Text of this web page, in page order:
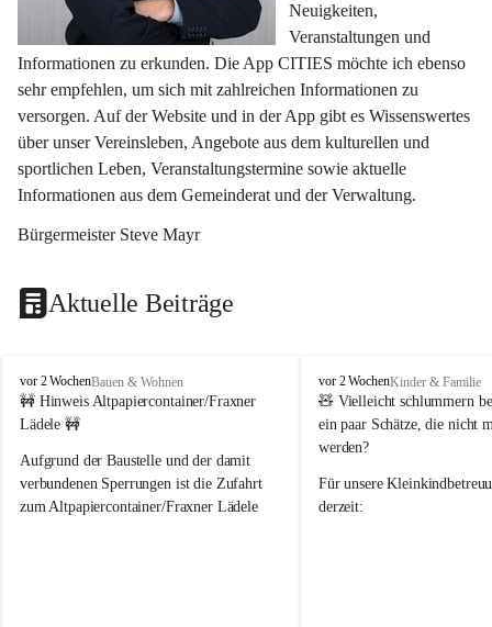
Neuigkeiten,
Veranstaltungen und
Informationen zu erkunden. Die App CITIES möchte ich ebenso
sehr empfehlen, um sich mit zahlreichen Informationen zu
versorgen. Auf der Website und in der App gibt es Wissenswertes
über unser Vereinsleben, Angebote aus dem kulturellen und
sportlichen Leben, Veranstaltungstermine sowie aktuelle
Informationen aus dem Gemeinderat und der Verwaltung.
Bürgermeister Steve Mayr
Aktuelle Beiträge
F
r
a
e
r
n
vor 2 WochenBauen & Wohnen
🚧 Hinweis Altpapiercontainer/Fraxner
Lädele 🚧
Aufgrund der Baustelle und der damit
verbundenen Sperrungen ist die Zufahrt
zum Altpapiercontainer/Fraxner Lädele
F
r
a
x
r
n
vor 2 WochenKinder & Familie
🧸 Vielleicht schlummern
ein paar Schätze, die nicht
werden?
Für unsere
derzeit: